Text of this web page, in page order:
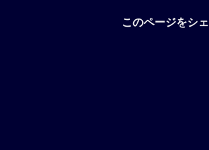
このページをシ